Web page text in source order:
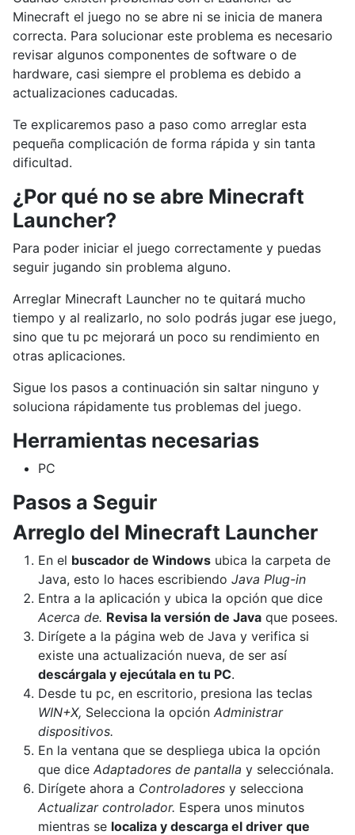
Minecraft el juego no se abre ni se inicia de manera
correcta. Para solucionar este problema es necesario
revisar algunos componentes de software o de
hardware, casi siempre el problema es debido a
actualizaciones caducadas.
Te explicaremos paso a paso como arreglar esta
pequeña complicación de forma rápida y sin tanta
dificultad.
¿Por qué no se abre Minecraft
Launcher?
Para poder iniciar el juego correctamente y puedas
seguir jugando sin problema alguno.
Arreglar Minecraft Launcher no te quitará mucho
tiempo y al realizarlo, no solo podrás jugar ese juego,
sino que tu pc mejorará un poco su rendimiento en
otras aplicaciones.
Sigue los pasos a continuación sin saltar ninguno y
soluciona rápidamente tus problemas del juego.
Herramientas necesarias
PC
Pasos a Seguir
Arreglo del Minecraft Launcher
En el buscador de Windows ubica la carpeta de
Java, esto lo haces escribiendo Java Plug-in
Entra a la aplicación y ubica la opción que dice
Acerca de. Revisa la versión de Java que posees.
Dirígete a la página web de Java y verifica si
existe una actualización nueva, de ser así
descárgala y ejecútala en tu PC.
Desde tu pc, en escritorio, presiona las teclas
WIN+X, Selecciona la opción Administrar
dispositivos.
En la ventana que se despliega ubica la opción
que dice Adaptadores de pantalla y selecciónala.
Dirígete ahora a Controladores y selecciona
Actualizar controlador. Espera unos minutos
mientras se localiza y descarga el driver que